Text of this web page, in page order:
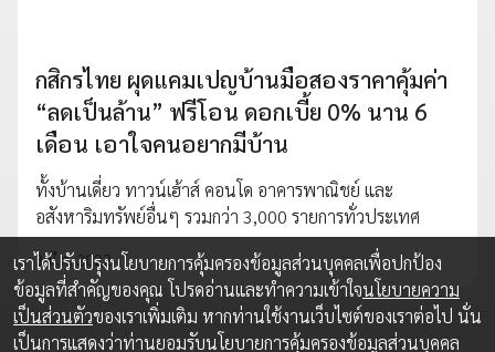
กสิกรไทย ผุดแคมเปญบ้านมือสองราคาคุ้มค่า
“ลดเป็นล้าน” ฟรีโอน ดอกเบี้ย 0% นาน 6
เดือน เอาใจคนอยากมีบ้าน
ทั้งบ้านเดี่ยว ทาวน์เฮ้าส์ คอนโด อาคารพาณิชย์ และ
อสังหาริมทรัพย์อื่นๆ รวมกว่า 3,000 รายการทั่วประเทศ
3 มี.ค. 2022
เราได้ปรับปรุงนโยบายการคุ้มครองข้อมูลส่วนบุคคลเพื่อปกป้อง
ข้อมูลที่สำคัญของคุณ โปรดอ่านและทำความเข้าใจนโยบายความ
เป็นส่วนตัวของเราเพิ่มเติม หากท่านใช้งานเว็บไซต์ของเราต่อไป นั่น
เป็นการแสดงว่าท่านยอมรับนโยบายการคุ้มครองข้อมูลส่วนบุคคล